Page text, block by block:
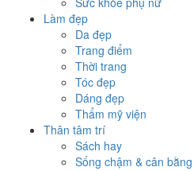
Làm đẹp
Da đẹp
Trang điểm
Thời trang
Tóc đẹp
Dáng đẹp
Thẩm mỹ viện
Thân tâm trí
Sách hay
Sống chậm & cân bằng